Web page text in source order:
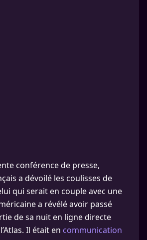
conférence de presse,
a dévoilé les coulisses de
qui serait en couple avec une
a révélé avoir passé
de sa nuit en ligne directe
Il était en communication